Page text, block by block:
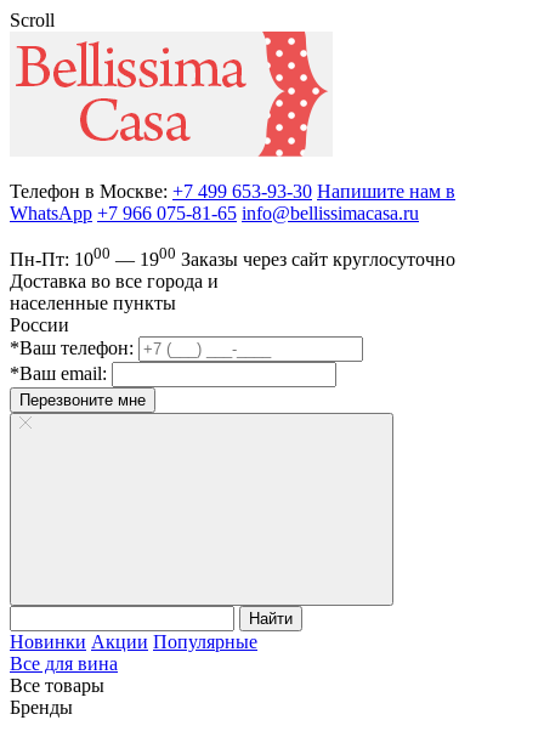
Scroll
Телефон в Москве: +7 499 653-93-30 Напишите нам в
WhatsApp +7 966 075-81-65 info@bellissimacasa.ru
Пн-Пт: 1000 — 1900 Заказы через сайт круглосуточно
Доставка во все города и
населенные пункты
России
*Ваш телефон:
*Ваш email:
Перезвоните мне
Найти
Новинки Акции Популярные
Все для вина
Все товары
Бренды